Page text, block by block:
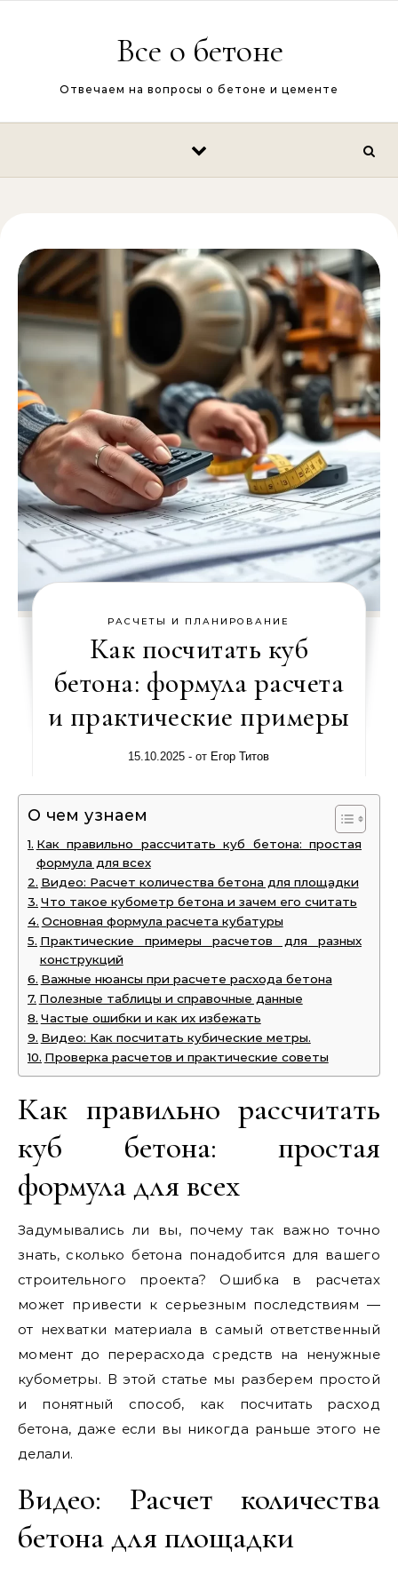
Все о бетоне
Отвечаем на вопросы о бетоне и цементе
РАСЧЕТЫ И ПЛАНИРОВАНИЕ
Как посчитать куб
бетона: формула расчета
и практические примеры
15.10.2025 - от Егор Титов
О чем узнаем
Как правильно рассчитать куб бетона: простая
формула для всех
Видео: Расчет количества бетона для площадки
Что такое кубометр бетона и зачем его считать
Основная формула расчета кубатуры
Практические примеры расчетов для разных
конструкций
Важные нюансы при расчете расхода бетона
Полезные таблицы и справочные данные
Частые ошибки и как их избежать
Видео: Как посчитать кубические метры.
Проверка расчетов и практические советы
Как правильно рассчитать
куб бетона: простая
формула для всех
Задумывались ли вы, почему так важно точно
знать, сколько бетона понадобится для вашего
строительного проекта? Ошибка в расчетах
может привести к серьезным последствиям —
от нехватки материала в самый ответственный
момент до перерасхода средств на ненужные
кубометры. В этой статье мы разберем простой
и понятный способ, как посчитать расход
бетона, даже если вы никогда раньше этого не
делали.
Видео: Расчет количества
бетона для площадки